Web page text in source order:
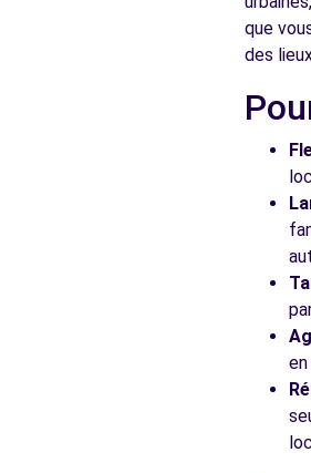
SAINT-LAMBERT-LA-POTHERIE,
Free2move Rent - ETOILE
que
des